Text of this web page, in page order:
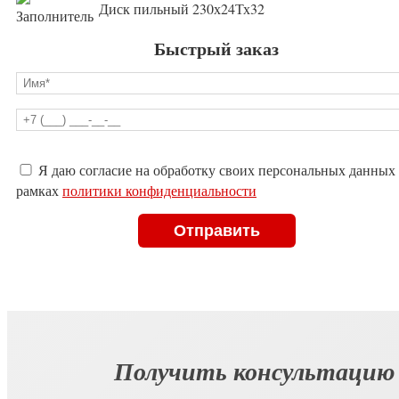
Диск пильный 230х24Тх32
Быстрый заказ
это
поле
Я даю согласие на обработку своих персональных данных
рамкахполитики конфиденциальности
Получить консультацию